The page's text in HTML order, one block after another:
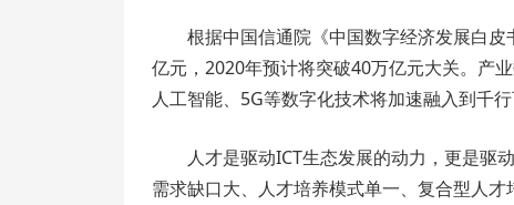
根据中国信通院《中国数字经济发展白
亿元，2020年预计将突破40万亿元大关。产
人工智能、5G等数字化技术将加速融入到千
人才是驱动ICT生态发展的动力，更是驱
需求缺口大、人才培养模式单一、复合型人